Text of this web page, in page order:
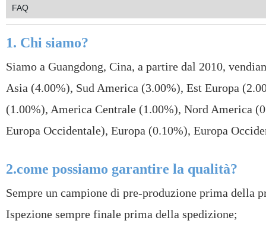
FAQ
1. Chi siamo?
Siamo a Guangdong, Cina, a partire dal 2010,
Asia (4.00%), Sud America (3.00%), Est Europa
(1.00%), America Centrale (1.00%), Nord America
Europa Occidentale), Europa (0.10%), Europa
2.come possiamo garantire la qualità?
Sempre un campione di pre-produzione prima della
Ispezione sempre finale prima della spedizione;